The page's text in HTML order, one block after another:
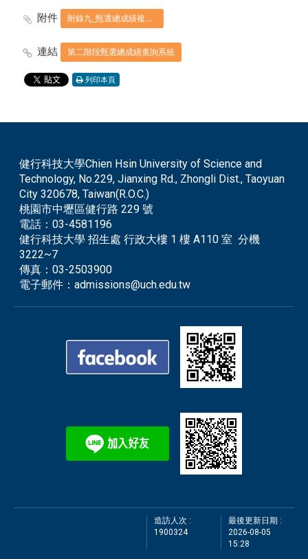
附件 附錄九_甄選總成績複查申請表.pdf
連結 第二階段甄選總成績查詢系統
列印本頁
健行科技大學Chien Hsin University of Science and
Technology, No.229, Jianxing Rd., Zhongli Dist., Taoyuan
City 320678, Taiwan(R.O.C.)
桃園市中壢區健行路 229 號
電話：03-4581196
健行科技大學 招生處 行政大樓 1 樓 A110 室 分機
3222~7
傳真：03-2503900
電子郵件：admissions@uch.edu.tw
造訪人次 :
1900324
最後更新日期 :
2026-08-05
15:28